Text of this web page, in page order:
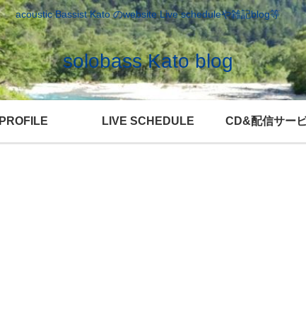
acoustic Bassist Kato のwebsite Live scheduleや雑記blog等
solobass Kato blog
PROFILE LIVE SCHEDULE CD&配信サー